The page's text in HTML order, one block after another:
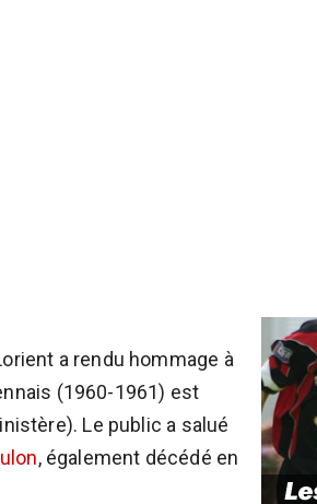
a rendu hommage à
(1960-1961) est
Le public a salué
, également décédé en